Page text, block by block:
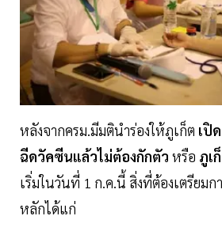
หลังจากครม.มีมตินำร่องให้ภูเก็ต เปิ
ฉีดวัคซีนแล้วไม่ต้องกักตัว หรือ ภูเ
เริ่มในวันที่ 1 ก.ค.นี้ สิ่งที่ต้องเตรียมก
หลักได้แก่